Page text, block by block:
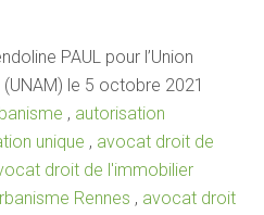
PAUL pour l’Union
le 5 octobre 2021
, autorisation
unique , avocat droit de
droit de l'immobilier
Rennes , avocat droit